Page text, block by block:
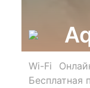
Wi-Fi
Бесплатная